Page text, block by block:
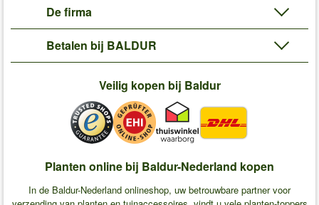
De firma
Betalen bij BALDUR
Veilig kopen bij Baldur
Planten online bij Baldur-Nederland kopen
In de Baldur-Nederland onlineshop, uw betrouwbare partner voor